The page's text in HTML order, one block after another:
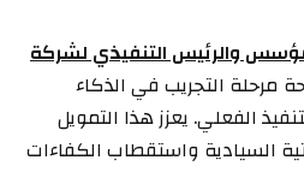
والرئيس التنفيذي لشركة
مرحلة التجريب في الذكاء
الفعلي. يعزز هذا التمويل
السيادية واستقطاب الكفاءات